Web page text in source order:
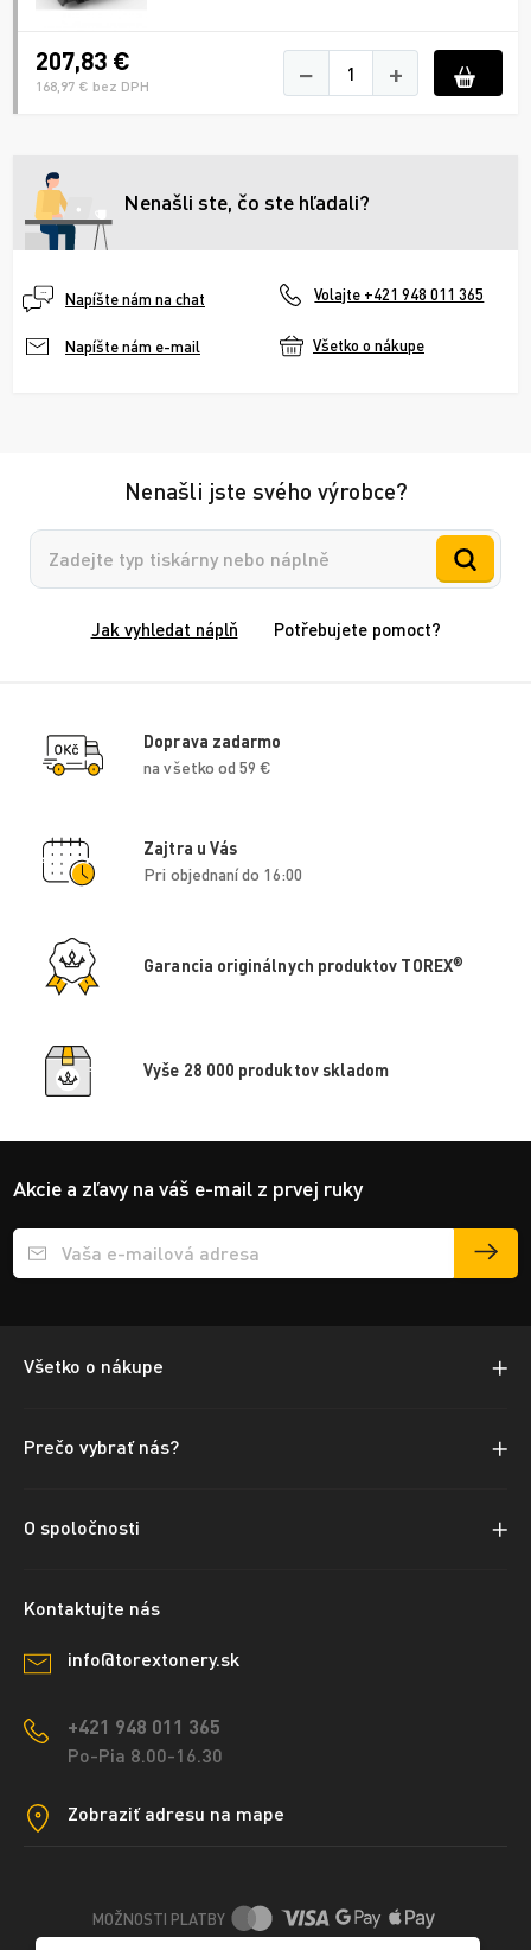
207,83 €
168,97 € bez DPH − +
Nenašli ste, čo ste hľadali?
Napíšte nám na chat Volajte +421 948 011 365
Napíšte nám e-mail Všetko o nákupe
Nenašli jste svého výrobce?
Vyhledávání
Jak vyhledat náplň Potřebujete pomoct?
Doprava zadarmo
na všetko od 59 €
Zajtra u Vás
Pri objednaní do 16:00
Garancia originálnych produktov TOREX®
Vyše 28 000 produktov skladom
Akcie a zľavy na váš e-mail z prvej ruky
Přihlášení e-mailu k odběru
Všetko o nákupe
Prečo vybrať nás?
O spoločnosti
Kontaktujte nás
info@torextonery.sk
+421 948 011 365
Po-Pia 8.00-16.30
Zobraziť adresu na mape
MOŽNOSTI PLATBY